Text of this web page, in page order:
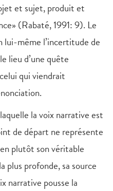
et sujet, produit et
(Rabaté, 1991: 9). Le
lui-même l’incertitude de
lieu d’une quête
qui viendrait
la voix narrative est
de départ ne représente
plutôt son véritable
plus profonde, sa source
narrative pousse la